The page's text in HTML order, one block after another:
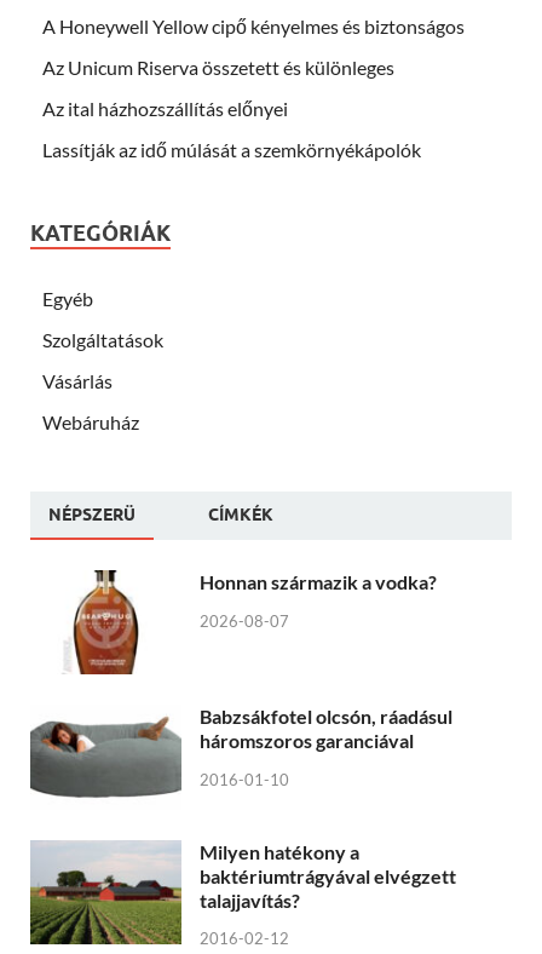
A Honeywell Yellow cipő kényelmes és biztonságos
Az Unicum Riserva összetett és különleges
Az ital házhozszállítás előnyei
Lassítják az idő múlását a szemkörnyékápolók
KATEGÓRIÁK
Egyéb
Szolgáltatások
Vásárlás
Webáruház
NÉPSZERÜ CÍMKÉK
Honnan származik a vodka?
2026-08-07
Babzsákfotel olcsón, ráadásul
háromszoros garanciával
2016-01-10
Milyen hatékony a
baktériumtrágyával elvégzett
talajjavítás?
2016-02-12